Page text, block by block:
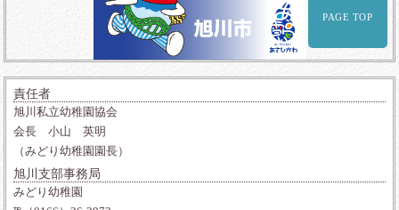
PAGE TOP
責任者
旭川私立幼稚園協会
会長 小山 英明
（みどり幼稚園園長）
旭川支部事務局
みどり幼稚園